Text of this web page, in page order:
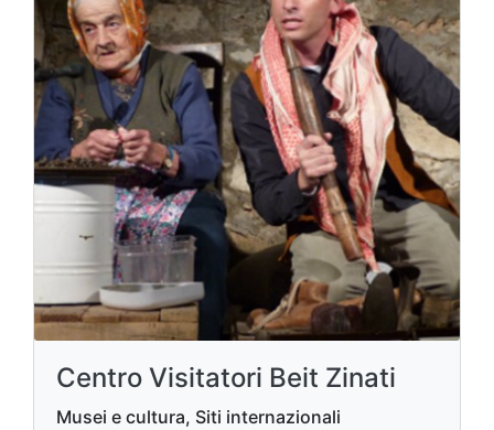
Centro Visitatori Beit Zinati
Musei e cultura, Siti internazionali